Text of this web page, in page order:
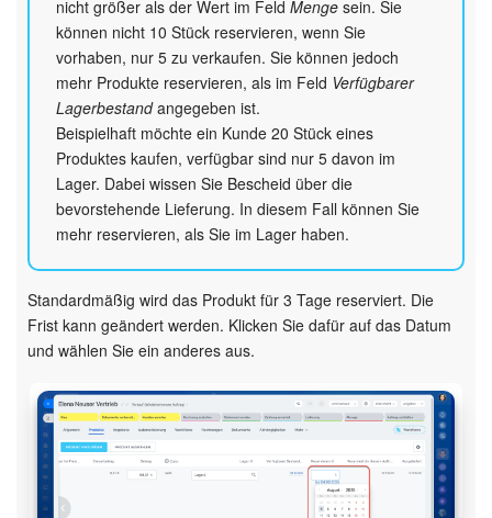
nicht größer als der Wert im Feld Menge sein. Sie
können nicht 10 Stück reservieren, wenn Sie
vorhaben, nur 5 zu verkaufen. Sie können jedoch
mehr Produkte reservieren, als im Feld Verfügbarer
Lagerbestandangegeben ist.
Beispielhaft möchte ein Kunde 20 Stück eines
Produktes kaufen, verfügbar sind nur 5 davon im
Lager. Dabei wissen Sie Bescheid über die
bevorstehende Lieferung. In diesem Fall können Sie
mehr reservieren, als Sie im Lager haben.
Standardmäßig wird das Produkt für 3 Tage reserviert. Die
Frist kann geändert werden. Klicken Sie dafür auf das Datum
und wählen Sie ein anderes aus.